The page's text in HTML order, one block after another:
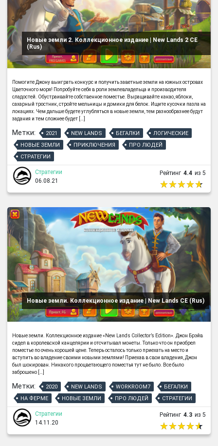
Новые земли 2. Коллекционное издание | New Lands 2 CE
(Rus)
Помогите Джону выиграть конкурс и получить заветные земли на южных островах
Цветочного моря! Попробуйте себя в роли землевладельца и производителя
сладостей. Обустраивайте собственное поместье. Выращивайте какао, яблоки,
сахарный тростник, стройте мельницы и домики для белок. Ищите кусочки пазла на
локациях. Чем дальше будете углубляться в новые земли, тем разнообразнее будут
задания и тем сложнее будет […]
Метки: 2021 NEW LANDS БЕГАЛКИ
ЛОГИЧЕСКИЕ
НОВЫЕ ЗЕМЛИ
ПРИКЛЮЧЕНИЯ
ПРО ЛЮДЕЙ
СТРАТЕГИИ
Стратегии
06.08.21
Рейтинг 4.4 из 5
Новые земли. Коллекционное издание | New Lands CE (Rus)
Новые земли. Коллекционное издание «New Lands Collector’s Edition». Джон Брэйв
сидел в королевской канцелярии и отсчитывал монеты. Только что он приобрел
поместье по очень хорошей цене. Теперь осталось только приехать на место и
вступить во владение своими новыми землями! Приехав в свои владения, Джон
был шокирован. Никакого процветающего поместья тут не было. Все было
заброшено […]
Метки: 2020 NEW LANDS WORKROOM7
БЕГАЛКИ
НА ФЕРМЕ
НОВЫЕ ЗЕМЛИ ПРО ЛЮДЕЙ СТРАТЕГИИ
Стратегии
14.11.20
Рейтинг 4.3 из 5